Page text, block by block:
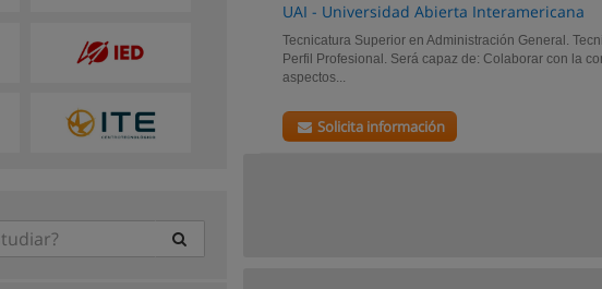
UAI - Universidad Abierta Interamericana
Tecnicatura Superior en Administración General.
Perfil Profesional. Será capaz de: Colaborar con la
aspectos...
Solicita información